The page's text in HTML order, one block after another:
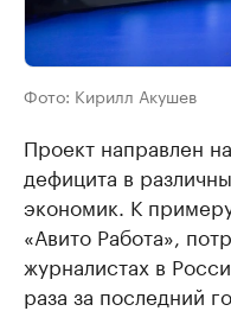
Фото: Кирилл Акушев
Проект направлен
дефицита в
экономик. К
«Авито Работа»,
журналистах в
раза за последний